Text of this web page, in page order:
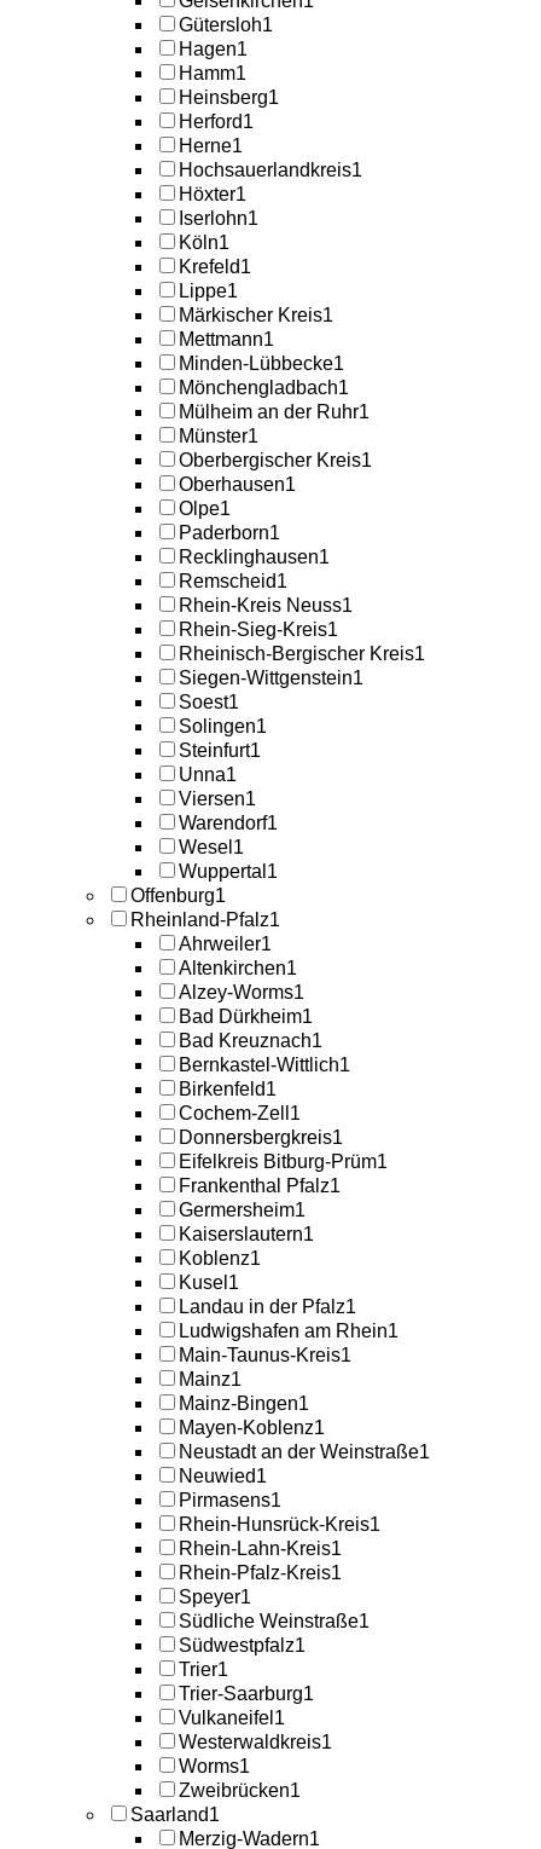
Gütersloh1
Hagen1
Hamm1
Heinsberg1
Herford1
Herne1
Hochsauerlandkreis1
Höxter1
Iserlohn1
Köln1
Krefeld1
Lippe1
Märkischer Kreis1
Mettmann1
Minden-Lübbecke1
Mönchengladbach1
Mülheim an der Ruhr1
Münster1
Oberbergischer Kreis1
Oberhausen1
Olpe1
Paderborn1
Recklinghausen1
Remscheid1
Rhein-Kreis Neuss1
Rhein-Sieg-Kreis1
Rheinisch-Bergischer Kreis1
Siegen-Wittgenstein1
Soest1
Solingen1
Steinfurt1
Unna1
Viersen1
Warendorf1
Wesel 1
Wuppertal 1
Offenburg1
Rheinland-Pfalz1
Ahrweiler1
Altenkirchen1
Alzey-Worms1
Bad Dürkheim1
Bad Kreuznach1
Bernkastel-Wittlich1
Birkenfeld1
Cochem-Zell 1
Donnersbergkreis1
Eifelkreis Bitburg-Prüm1
Frankenthal Pfalz1
Germersheim1
Kaiserslautern1
Koblenz1
Kusel 1
Landau in der Pfalz1
Ludwigshafen am Rhein1
Main-Taunus-Kreis1
Mainz1
Mainz-Bingen1
Mayen-Koblenz1
Neustadt an der Weinstraße1
Neuwied1
Pirmasens1
Rhein-Hunsrück-Kreis1
Rhein-Lahn-Kreis1
Rhein-Pfalz-Kreis1
Speyer1
Südliche Weinstraße1
Südwestpfalz1
Trier1
Trier-Saarburg1
Vulkaneifel 1
Westerwaldkreis1
Worms1
Zweibrücken1
Saarland1
Merzig-Wadern1